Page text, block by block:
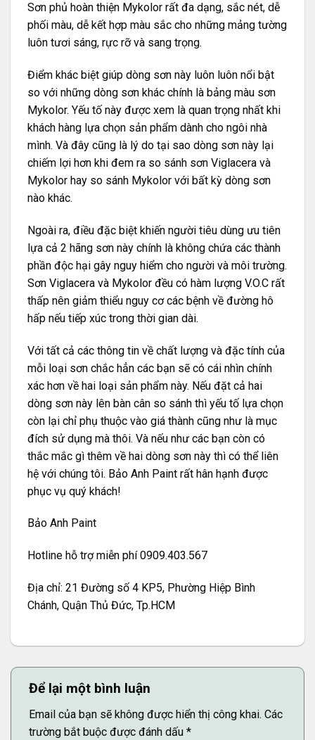
Sơn phủ hoàn thiện Mykolor rất đa dạng, sắc nét, dễ
phối màu, dễ kết hợp màu sắc cho những mảng tường
luôn tươi sáng, rực rỡ và sang trọng.
Điểm khác biệt giúp dòng sơn này luôn luôn nổi bật
so với những dòng sơn khác chính là bảng màu sơn
Mykolor. Yếu tố này được xem là quan trọng nhất khi
khách hàng lựa chọn sản phẩm dành cho ngôi nhà
mình. Và đây cũng là lý do tại sao dòng sơn này lại
chiếm lợi hơn khi đem ra so sánh sơn Viglacera và
Mykolor hay so sánh Mykolor với bất kỳ dòng sơn
nào khác.
Ngoài ra, điều đặc biệt khiến người tiêu dùng ưu tiên
lựa cả 2 hãng sơn này chính là không chứa các thành
phần độc hại gây nguy hiểm cho người và môi trường.
Sơn Viglacera và Mykolor đều có hàm lượng V.O.C rất
thấp nên giảm thiểu nguy cơ các bệnh về đường hô
hấp nếu tiếp xúc trong thời gian dài.
Với tất cả các thông tin về chất lượng và đặc tính của
mỗi loại sơn chắc hẳn các bạn sẽ có cái nhìn chính
xác hơn về hai loại sản phẩm này. Nếu đặt cả hai
dòng sơn này lên bàn cân so sánh thì yếu tố lựa chọn
còn lại chỉ phụ thuộc vào giá thành cũng như là mục
đích sử dụng mà thôi. Và nếu như các bạn còn có
thắc mắc gì thêm về hai dòng sơn này thì có thể liên
hệ với chúng tôi. Bảo Anh Paint rất hân hạnh được
phục vụ quý khách!
Bảo Anh Paint
Hotline hỗ trợ miễn phí 0909.403.567
Địa chỉ: 21 Đường số 4 KP5, Phường Hiệp Bình
Chánh, Quận Thủ Đức, Tp.HCM
Để lại một bình luận
Email của bạn sẽ không được hiển thị công khai. Các
trường bắt buộc được đánh dấu *